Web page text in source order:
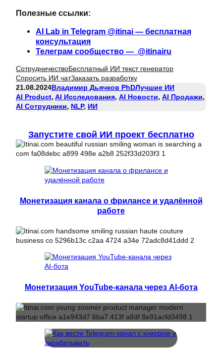
Полезные ссылки:
AI Lab in Telegram @itinai — бесплатная
консультация
Телеграм сообщество — @itinairu
СотрудничествоБесплатный ИИ текст генератор
Спросить ИИ чатЗаказать разработку
21.08.2024Владимир Дьячков PhDЛучшие ИИ
AI Product, AI Исследования, AI Новости, AI Продажи
AI Сотрудники, NLP, ИИ
Запустите свой ИИ проект бесплатно
Монетизация канала о фрилансе и удалённой
работе
Монетизация YouTube-канала через AI-бота